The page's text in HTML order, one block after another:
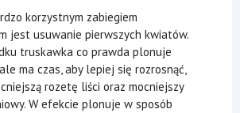
korzystnym zabiegiem
jest usuwanie pierwszych kwiatów.
truskawka co prawda plonuje
ma czas, aby lepiej się rozrosnąć,
rozetę liści oraz mocniejszy
W efekcie plonuje w sposób